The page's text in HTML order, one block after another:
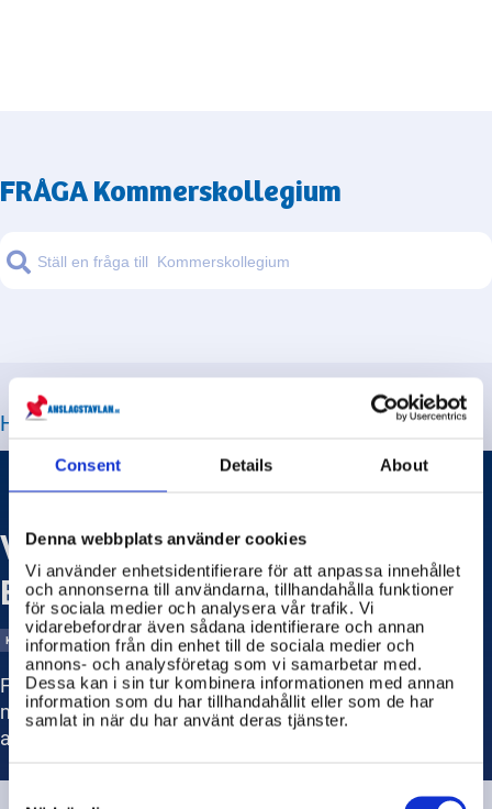
Consent Details About
Denna webbplats använder cookies
Vi använder enhetsidentifierare för att anpassa innehållet
och annonserna till användarna, tillhandahålla funktioner
för sociala medier och analysera vår trafik. Vi
vidarebefordrar även sådana identifierare och annan
information från din enhet till de sociala medier och
annons- och analysföretag som vi samarbetar med.
Dessa kan i sin tur kombinera informationen med annan
information som du har tillhandahållit eller som de har
samlat in när du har använt deras tjänster.
FRÅGAKommerskollegium
HITTA JUST DE FRÅGOR DU LETAR EFTER
Vad innebär fri rörlighet inom
EU?
KOMMERSKOLLEGIUM
Fri rörlighet inom EU innebär att medborgare i
medlemsländerna kan resa, bo och arbeta fritt i alla
andra EU-länder.